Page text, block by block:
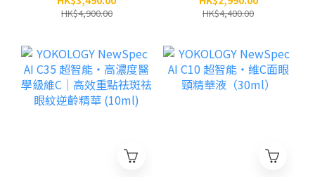
5支 (原價:$4,900)
HK$4,900.00 HK$4,400.00